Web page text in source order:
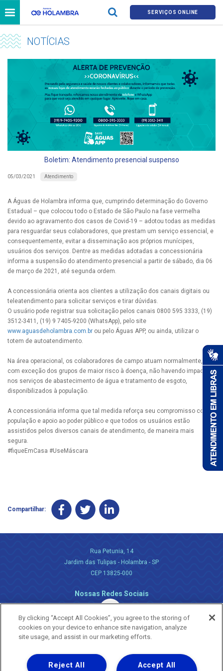
SERVIÇOS ONLINE
NOTÍCIAS
Boletim: Atendimento presencial suspenso
05/03/2021 Atendimento
A Águas de Holambra informa que, cumprindo determinação do Governo
Estadual – que colocou todo o Estado de São Paulo na fase vermelha
devido ao agravamento dos casos de Covid-19 – adotou todas as medidas
para resguardar seus colaboradores, que prestam um serviço essencial, e
consequentemente, evitar a disseminação aos próprios munícipes,
usuários dos serviços. Dentre as medidas adotadas a concessionária
informa a suspensão do atendimento presencial a partir de sábado, dia 06
de março de 2021, até segunda ordem.
A concessionária orienta aos clientes a utilização dos canais digitais ou
teleatendimento para solicitar serviços e tirar dúvidas.
O usuário pode registrar sua solicitação pelos canais 0800 595 3333, (19)
3512-3411, (19) 9 7405-9200 (WhatsApp), pelo site
www.aguasdeholambra.com.br ou pelo Águas APP, ou ainda, utilizar o
totem de autoatendimento.
Na área operacional, os colaboradores de campo atuam normalmente,
com exceção dos grupos de maior risco à doença, não havendo impacto
nos serviços de abastecimento de água e tratamento de esgoto,
disponibilizados à população.
A concessionária informa que tal medida reforça seu compromisso com a
população e apoio ao poder público e que todos os usuários estão
assistidos pelos diversos canais de atendimento, de maneira mais
segura.
#fiqueEmCasa #UseMáscara
Compartilhar:
Rua Petunia, 14
Jardim das Tulipas - Holambra - SP
CEP 13825-000
Nossas Redes Sociais
Uma empresa
By clicking “Accept All Cookies”, you agree to the storing of
cookies on your device to enhance site navigation, analyze
site usage, and assist in our marketing efforts.
Accept All
Reject All